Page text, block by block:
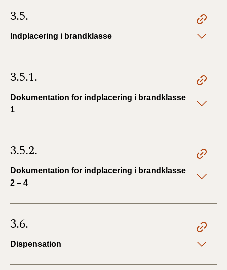
3.5.
Indplacering i brandklasse
3.5.1.
Dokumentation for indplacering i brandklasse
1
3.5.2.
Dokumentation for indplacering i brandklasse
2 – 4
3.6.
Dispensation